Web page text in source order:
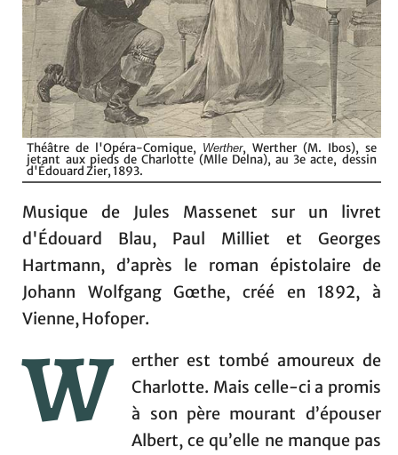
Théâtre de l'Opéra-Comique, Werther, Werther (M. Ibos), se
jetant aux pieds de Charlotte (Mlle Delna), au 3e acte, dessin
d'Édouard Zier, 1893.
Musique de Jules Massenet sur un livret
d'Édouard Blau, Paul Milliet et Georges
Hartmann, d’après le roman épistolaire de
Johann Wolfgang Gœthe, créé en 1892, à
Vienne, Hofoper.
W
erther est tombé amoureux de
Charlotte. Mais celle-ci a promis
à son père mourant d’épouser
Albert, ce qu’elle ne manque pas